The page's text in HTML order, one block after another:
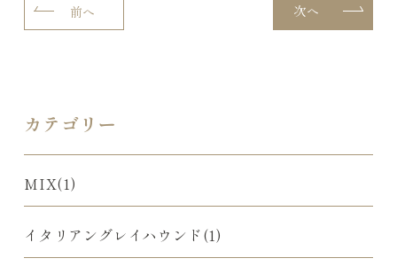
前へ 次へ
カテゴリー
MIX(1)
イタリアングレイハウンド(1)